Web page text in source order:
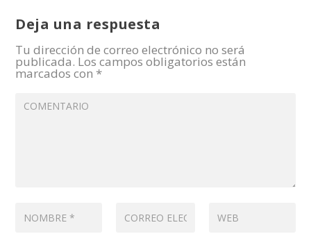
Deja una respuesta
Tu dirección de correo electrónico no será
publicada. Los campos obligatorios están
marcados con *